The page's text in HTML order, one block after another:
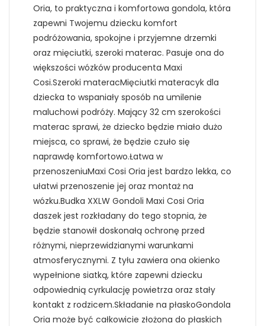
Oria, to praktyczna i komfortowa gondola, która
zapewni Twojemu dziecku komfort
podróżowania, spokojne i przyjemne drzemki
oraz mięciutki, szeroki materac. Pasuje ona do
większości wózków producenta Maxi
Cosi.Szeroki materacMięciutki materacyk dla
dziecka to wspaniały sposób na umilenie
maluchowi podróży. Mający 32 cm szerokości
materac sprawi, że dziecko będzie miało dużo
miejsca, co sprawi, że będzie czuło się
naprawdę komfortowo.Łatwa w
przenoszeniuMaxi Cosi Oria jest bardzo lekka, co
ułatwi przenoszenie jej oraz montaż na
wózku.Budka XXLW Gondoli Maxi Cosi Oria
daszek jest rozkładany do tego stopnia, że
będzie stanowił doskonałą ochronę przed
różnymi, nieprzewidzianymi warunkami
atmosferycznymi. Z tyłu zawiera ona okienko
wypełnione siatką, które zapewni dziecku
odpowiednią cyrkulację powietrza oraz stały
kontakt z rodzicem.Składanie na płaskoGondola
Oria może być całkowicie złożona do płaskich